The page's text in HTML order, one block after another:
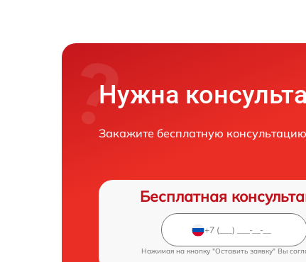
Нужна
Закажите бесплатную консультацию
Бесплатная
Нажимая на кнопку "Оставить заявку" Вы